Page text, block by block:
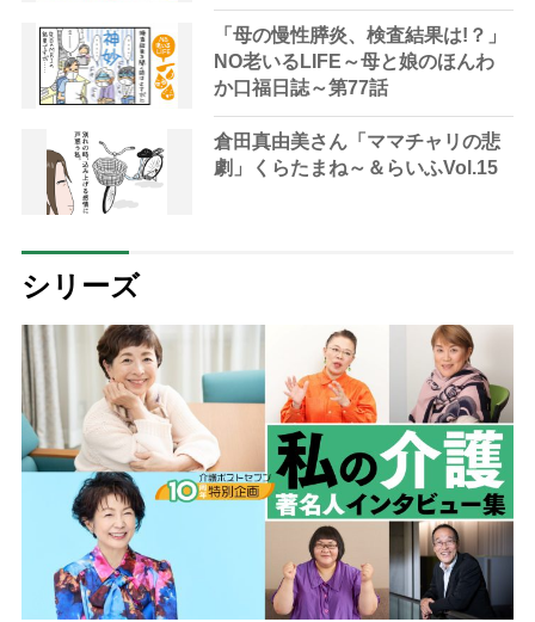
「母の慢性膵炎、検査結果は!？」
NO老いるLIFE～母と娘のほんわ
か口福日誌～第77話
倉田真由美さん「ママチャリの悲
劇」くらたまね～＆らいふVol.15
シリーズ